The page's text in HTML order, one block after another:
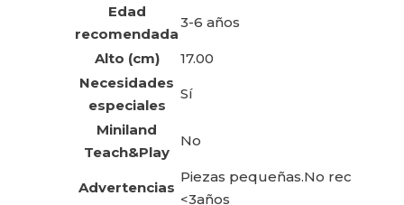
Edad
recomendada
3-6 años
Alto (cm)
17.00
Necesidades
especiales
Sí
Miniland
Teach&Play
No
Advertencias
Piezas pequeñas.No rec
<3años